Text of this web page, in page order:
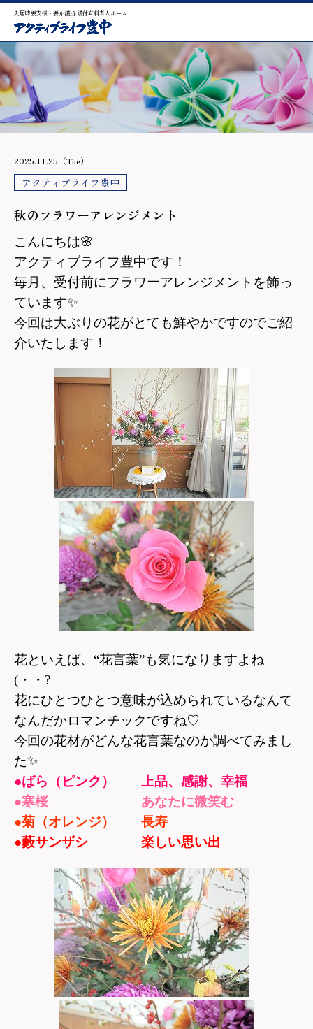
入居時要支援・要介護 介護付有料老人ホーム
2025.11.25（Tue）
アクティブライフ豊中
秋のフラワーアレンジメント
こんにちは🌸
アクティブライフ豊中です！
毎月、受付前にフラワーアレンジメントを飾っ
ています✨
今回は大ぶりの花がとても鮮やかですのでご紹
介いたします！
花といえば、“花言葉”も気になりますよね
(・・?
花にひとつひとつ意味が込められているなんて
なんだかロマンチックですね♡
今回の花材がどんな花言葉なのか調べてみまし
た✨
●ばら（ピンク） 上品、感謝、幸福
●寒桜 あなたに微笑む
●菊（オレンジ） 長寿
●藪サンザシ 楽しい思い出